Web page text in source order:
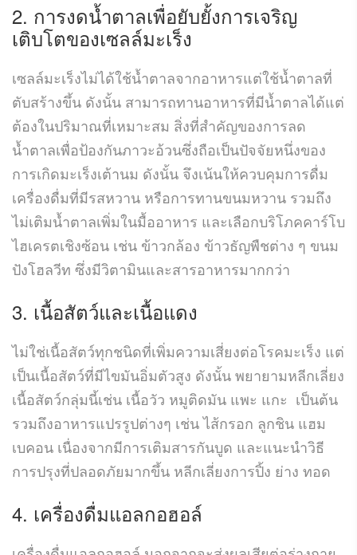
2. การงดน้ำตาลเพื่อยับยั้งการเจริญ
เติบโตของเซลล์มะเร็ง
เซลล์มะเร็งไม่ได้ใช้น้ำตาลจากอาหารแต่ใช้น้ำตาลที่
ตับสร้างขึ้น ดังนั้น สามารถทานอาหารที่มีน้ำตาลได้แต่
ต้องในปริมาณที่เหมาะสม สิ่งที่สำคัญของการลด
น้ำตาลเพื่อป้องกันภาวะอ้วนซึ่งถือเป็นปัจจัยหนึ่งของ
การเกิดมะเร็งเต้านม ดังนั้น จึงเน้นให้ควบคุมการดื่ม
เครื่องดื่มที่มีรสหวาน หรือการทานขนมหวาน รวมถึง
ไม่เติมน้ำตาลเพิ่มในมื้ออาหาร และเลือกบริโภคคาร์โบ
ไฮเครตเชิงซ้อน เช่น ข้าวกล้อง ข้าวธัญพืชต่าง ๆ ขนม
ปังโฮลวีท ซึ่งมีวิตามินและสารอาหารมากกว่า
3. เนื้อสัตว์และเนื้อแดง
ไม่ใช่เนื้อสัตว์ทุกชนิดที่เพิ่มความเสี่ยงต่อโรคมะเร็ง แต่
เป็นเนื้อสัตว์ที่มีไขมันอิ่มตัวสูง ดังนั้น พยายามหลีกเลี่ยง
เนื้อสัตว์กลุ่มนี้เช่น เนื้อวัว หมูติดมัน แพะ แกะ เป็นต้น
รวมถึงอาหารแปรรูปต่างๆ เช่น ไส้กรอก ลูกชิน แฮม
เบคอน เนื่องจากมีการเติมสารกันบูด และแนะนำวิธี
การปรุงที่ปลอดภัยมากขึ้น หลีกเลี่ยงการปิ้ง ย่าง ทอด
4. เครื่องดื่มแอลกอฮอล์